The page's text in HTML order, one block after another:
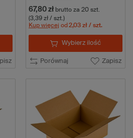
67,80 zł brutto za 20 szt.
(3,39 zł / szt.)
Kup więcej od 2,03 zł / szt.
Porównaj Zapisz
Wybierz ilość